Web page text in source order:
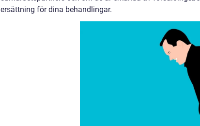
ersättning för dina behandlingar.